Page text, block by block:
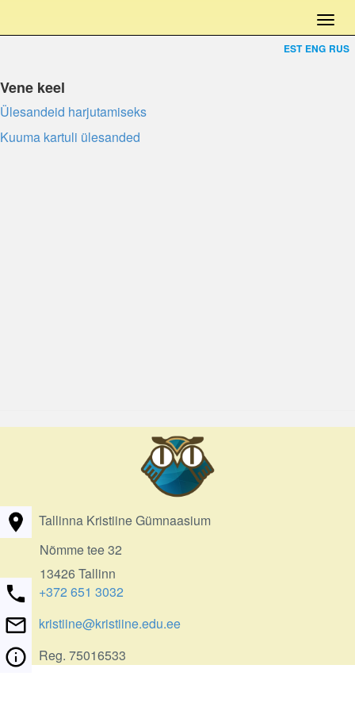
EST ENG RUS
Vene keel
Ülesandeid harjutamiseks
Kuuma kartuli ülesanded
Tallinna Kristiine Gümnaasium
Nõmme tee 32
13426 Tallinn
+372 651 3032
kristiine@kristiine.edu.ee
Reg. 75016533